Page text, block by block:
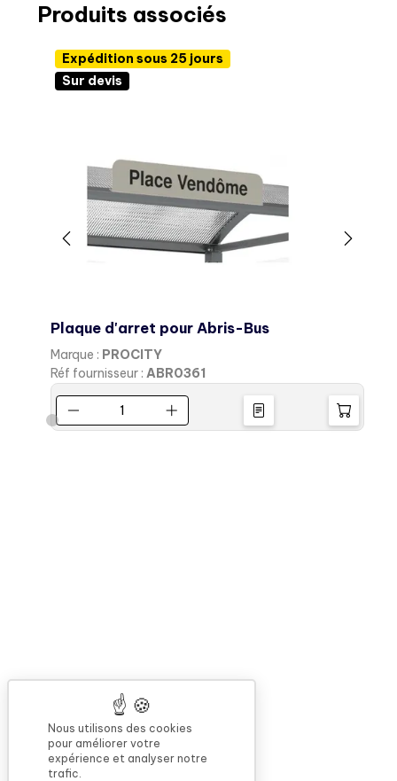
Produits associés
Expédition sous 25 jours
Sur devis
Plaque d'arret pour Abris-Bus
Marque : PROCITY
Réf fournisseur : ABR0361
Nous utilisons des cookies
pour améliorer votre
expérience et analyser notre
trafic.